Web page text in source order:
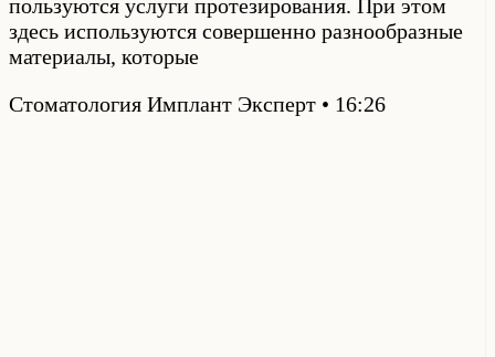
пользуются услуги протезирования. При этом
здесь используются совершенно разнообразные
материалы, которые
Стоматология Имплант Эксперт
16:26